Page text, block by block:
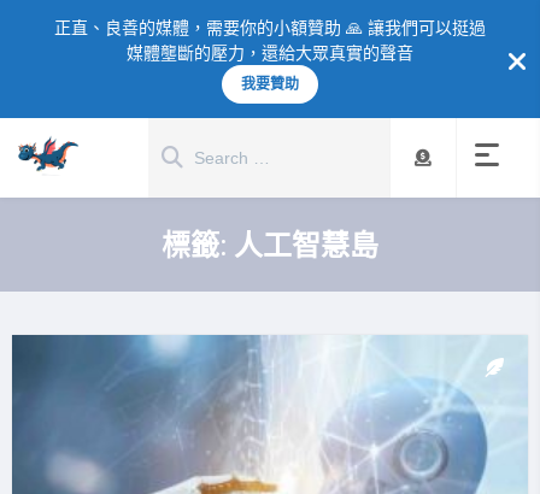
正直、良善的媒體，需要你的小額贊助 🙏 讓我們可以挺過
媒體壟斷的壓力，還給大眾真實的聲音
我要贊助
標籤: 人工智慧島